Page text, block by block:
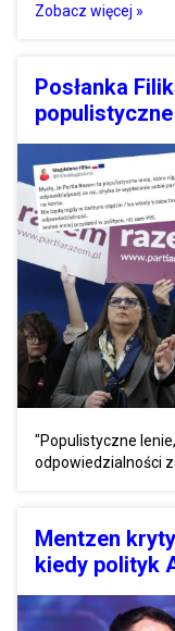
Zobacz więcej »
Posłanka
"Populistyczne
odpowiedzialności
Mentzen
kiedy polityk